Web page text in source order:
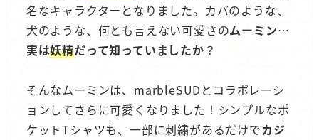
名なキャラクターとなりました。カバのような、
犬のような、何とも言えない可愛さのムーミン…
実は妖精だって知っていましたか ？
そんなムーミンは、marbleSUDとコラボレーシ
ョンしてさらに可愛くなりました！シンプルなポ
ケットTシャツも、一部に刺繍があるだけでカジ